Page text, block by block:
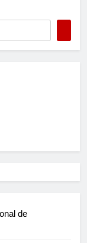
de